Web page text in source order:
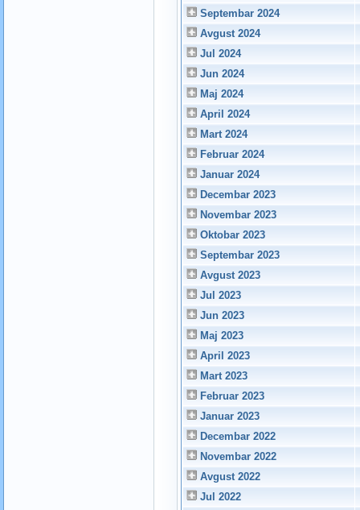
Septembar 2024
Avgust 2024
Jul 2024
Jun 2024
Maj 2024
April 2024
Mart 2024
Februar 2024
Januar 2024
Decembar 2023
Novembar 2023
Oktobar 2023
Septembar 2023
Avgust 2023
Jul 2023
Jun 2023
Maj 2023
April 2023
Mart 2023
Februar 2023
Januar 2023
Decembar 2022
Novembar 2022
Avgust 2022
Jul 2022